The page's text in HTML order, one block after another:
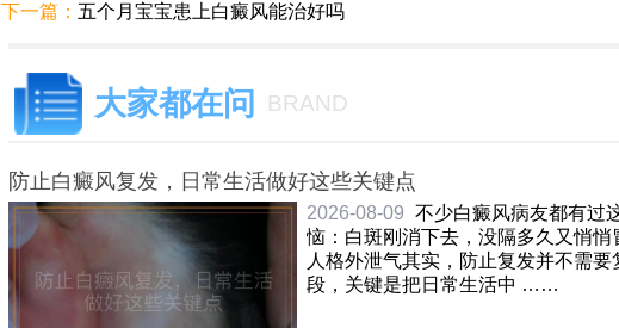
下一篇： 五个月宝宝患上白癜风能治好吗
大家都在问 BRAND
防止白癜风复发，日常生活做好这些关键点
2026-08-09 不少白癜风病友都有过
恼：白斑刚消下去，没隔多久又悄悄
人格外泄气其实，防止复发并不需要
段，关键是把日常生活中 ……